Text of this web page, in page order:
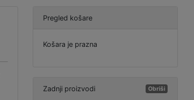
Pregled košare
Košara je prazna
Zadnji proizvodi Obriši